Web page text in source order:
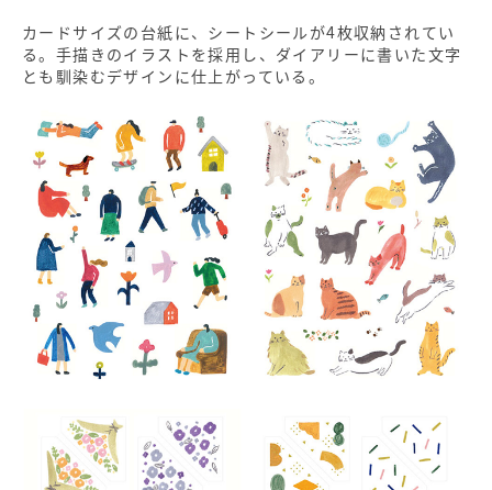
カードサイズの台紙に、シートシールが4枚収納されてい
る。手描きのイラストを採用し、ダイアリーに書いた文字
とも馴染むデザインに仕上がっている。